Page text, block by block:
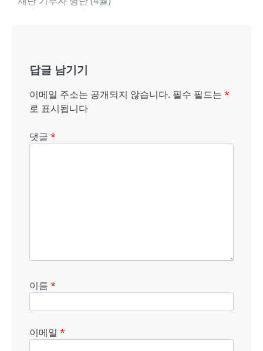
내
답글 남기기
이메일 주소는 공개되지 않습니다. 필수 필드는 *
로 표시됩니다
댓글 *
이름 *
이메일 *